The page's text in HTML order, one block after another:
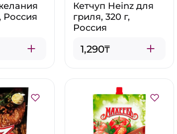
Россия
Кетчуп Heinz для
гриля, 320 г,
Россия
1,290₸